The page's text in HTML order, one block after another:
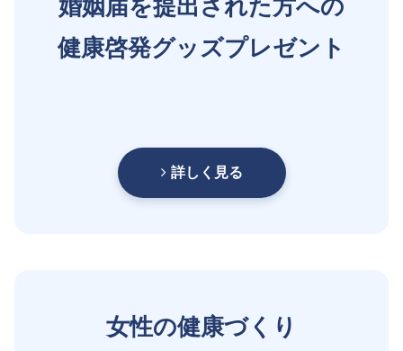
婚姻届を提出された方への
健康啓発グッズプレゼント
詳しく見る
女性の健康づくり